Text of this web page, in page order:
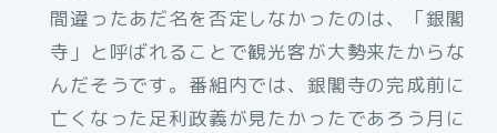
間違ったあだ名を否定しなかったのは、「銀閣
寺」と呼ばれることで観光客が大勢来たからな
んだそうです。番組内では、銀閣寺の完成前に
亡くなった足利政義が見たかったであろう月に